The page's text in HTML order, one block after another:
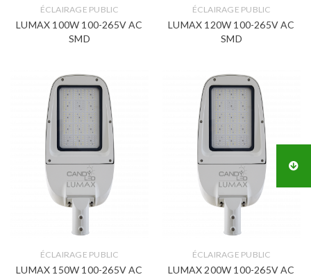
ÉCLAIRAGE PUBLIC
LUMAX 100W 100-265V AC
SMD
ÉCLAIRAGE PUBLIC
LUMAX 120W 100-265V AC
SMD
ÉCLAIRAGE PUBLIC
LUMAX 150W 100-265V AC
ÉCLAIRAGE PUBLIC
LUMAX 200W 100-265V AC